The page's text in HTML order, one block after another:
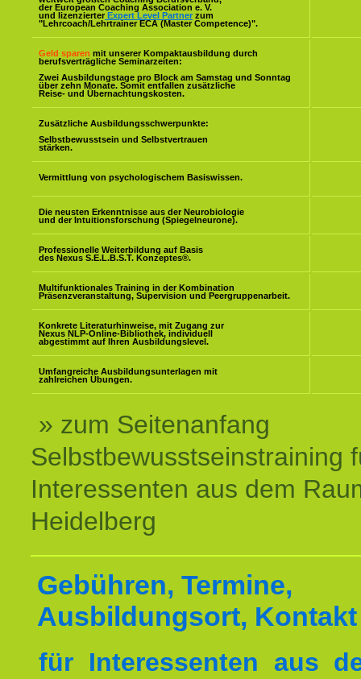
der European Coaching Association e. V.
und lizenzierter Expert Level Partner zum
"Lehrcoach/Lehrtrainer ECA (Master Competence)".
Geld sparen mit unserer Kompaktausbildung durch
berufsverträgliche Seminarzeiten:
Zwei Ausbildungstage pro Block am Samstag und Sonntag
über zehn Monate. Somit entfallen zusätzliche
Reise- und Übernachtungskosten.
Zusätzliche Ausbildungsschwerpunkte:
Selbstbewusstsein und Selbstvertrauen
stärken.
Vermittlung von psychologischem Basiswissen.
Die neusten Erkenntnisse aus der Neurobiologie
und der Intuitionsforschung (Spiegelneurone).
Professionelle Weiterbildung auf Basis
des Nexus S.E.L.B.S.T. Konzeptes®.
Multifunktionales Training in der Kombination
Präsenzveranstaltung, Supervision und Peergruppenarbeit.
Konkrete Literaturhinweise, mit Zugang zur
Nexus NLP-Online-Bibliothek, individuell
abgestimmt auf Ihren Ausbildungslevel.
Umfangreiche Ausbildungsunterlagen mit
zahlreichen Übungen.
» zum Seitenanfang
Selbstbewusstseinstraining
Interessenten aus dem
Heidelberg
Gebühren, Termine,
Ausbildungsort, Kontakt
für Interessenten aus